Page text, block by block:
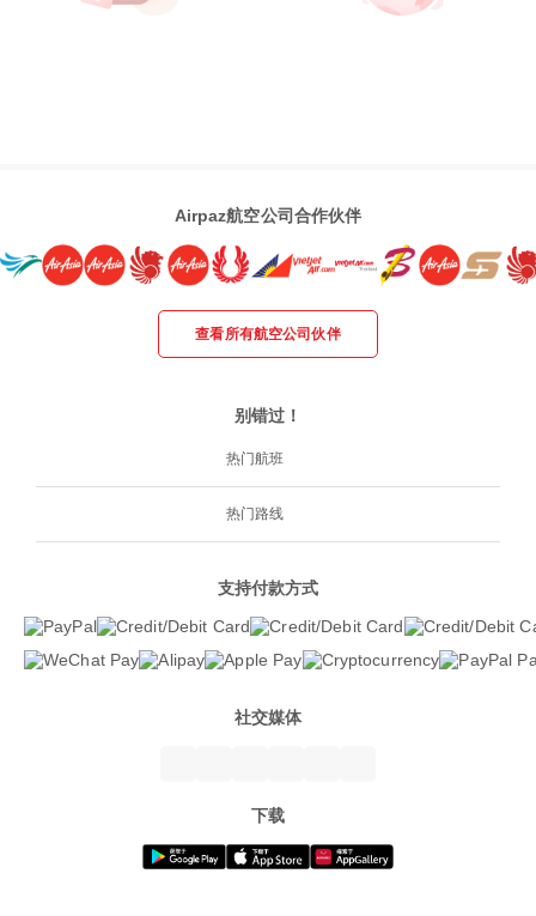
Airpaz航空公司合作伙伴
查看所有航空公司伙伴
别错过！
热门航班
热门路线
支持付款方式
社交媒体
下载